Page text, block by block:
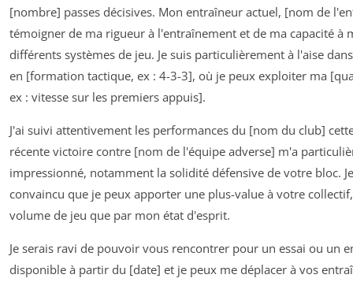
[nombre] passes décisives. Mon entraîneur actuel, [nom de
témoigner de ma rigueur à l'entraînement et de ma capacité à
différents systèmes de jeu. Je suis particulièrement à l'aise
en [formation tactique, ex : 4-3-3], où je peux exploiter ma
ex : vitesse sur les premiers appuis].
J'ai suivi attentivement les performances du [nom du club]
récente victoire contre [nom de l'équipe adverse] m'a
impressionné, notamment la solidité défensive de votre bloc.
convaincu que je peux apporter une plus-value à votre
volume de jeu que par mon état d'esprit.
Je serais ravi de pouvoir vous rencontrer pour un essai ou un
disponible à partir du [date] et je peux me déplacer à vos